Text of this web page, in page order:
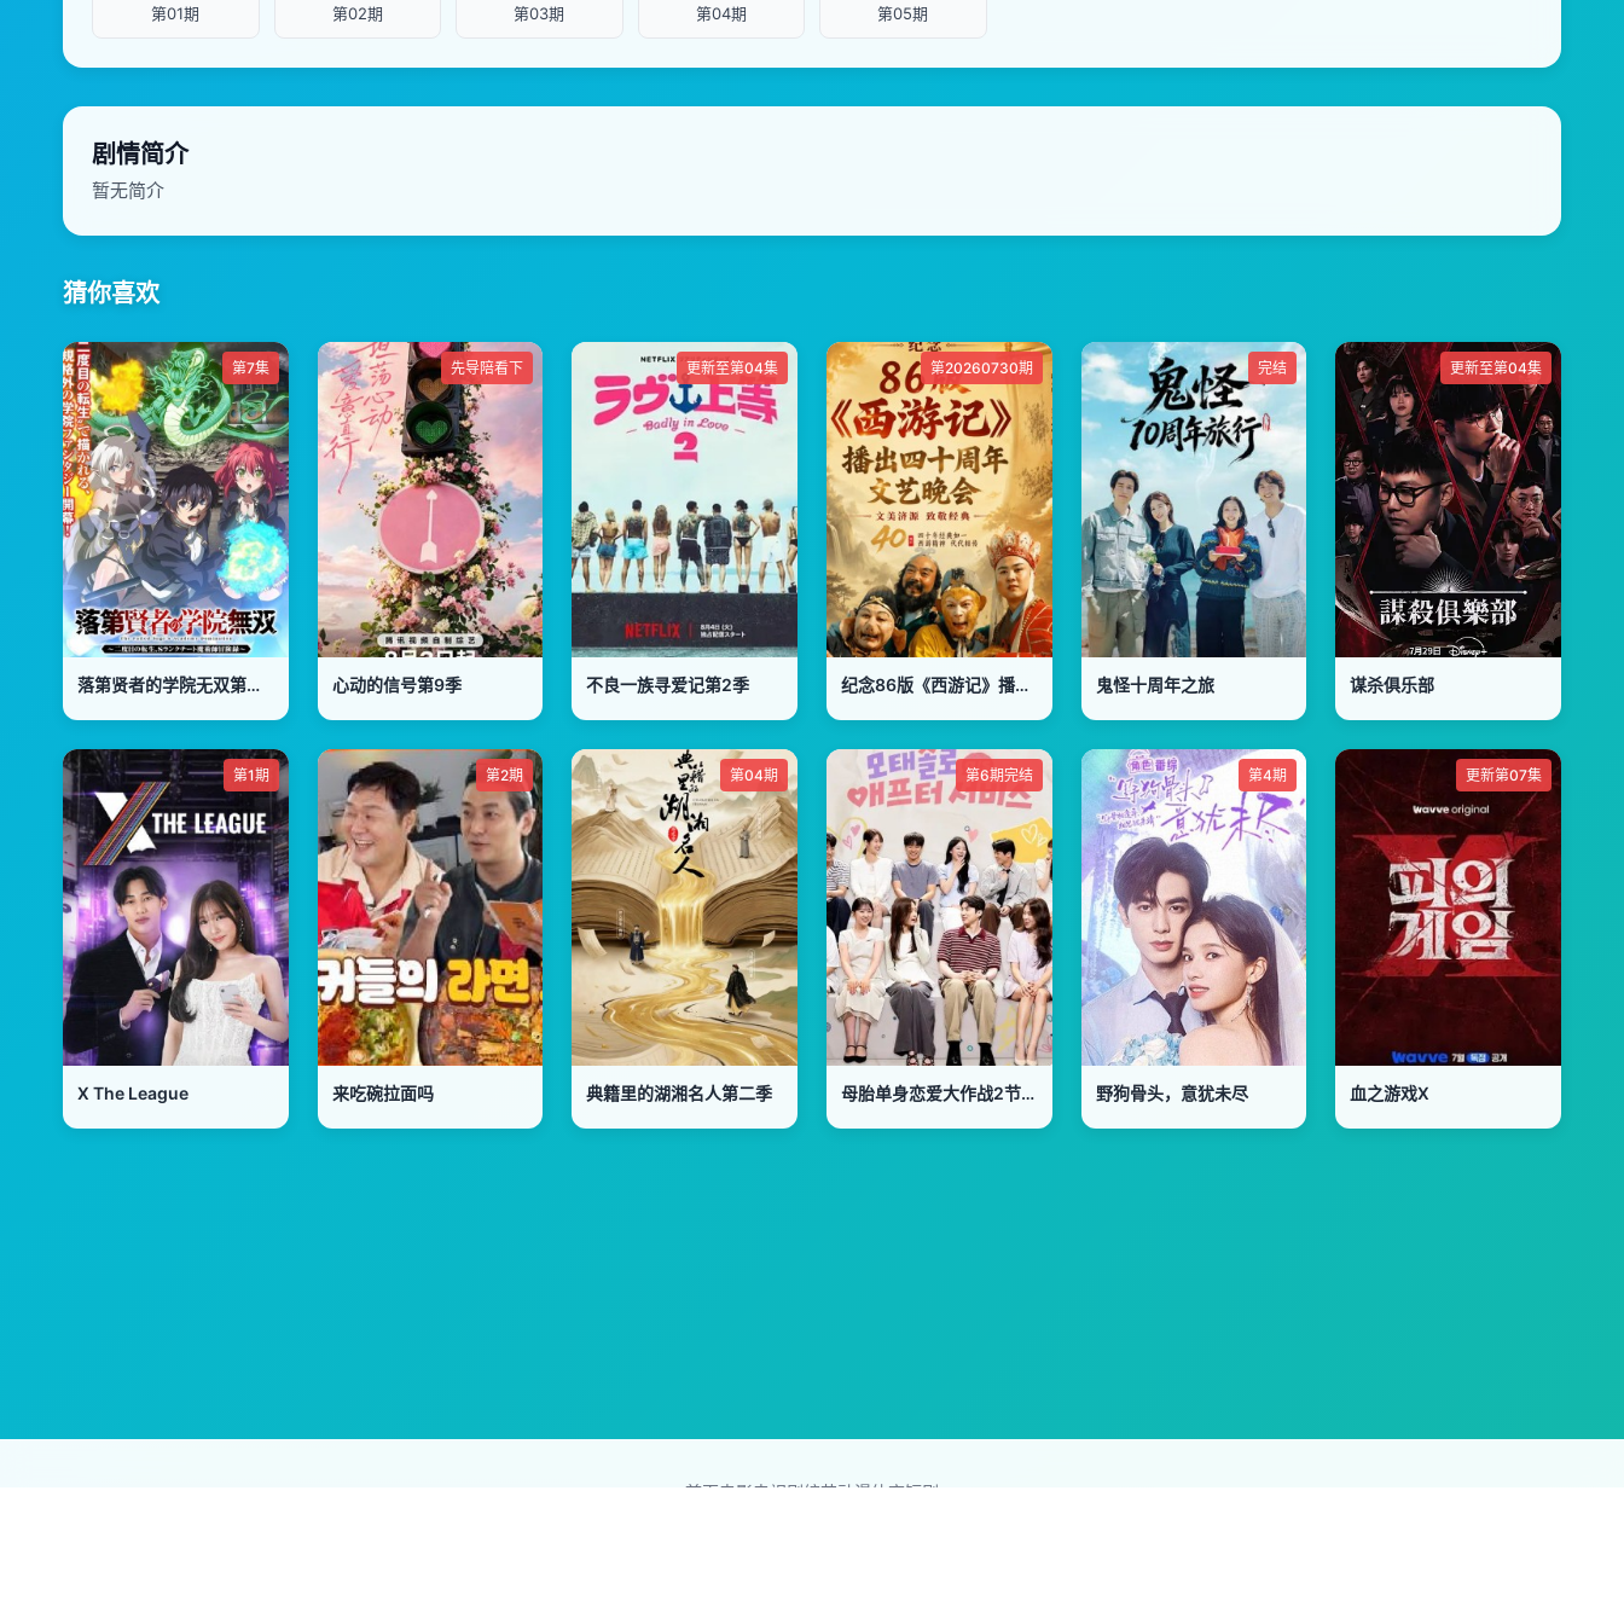
第01期 第02期 第03期 第04期 第05期
剧情简介
暂无简介
猜你喜欢
第7集
落第贤者的学院无双第二回转生
先导陪看下
心动的信号第9季
更新至第04集
不良一族寻爱记第2季
第20260730期
纪念86版《西游记》播出四十周年文艺晚会
完结
鬼怪十周年之旅
更新至第04集
谋杀俱乐部
第1期
X The League
第2期
来吃碗拉面吗
第04期
典籍里的湖湘名人第二季
第6期完结
母胎单身恋爱大作战2节目售后
第4期
野狗骨头，意犹未尽
更新第07集
血之游戏X
首页电影电视剧综艺动漫体育短剧